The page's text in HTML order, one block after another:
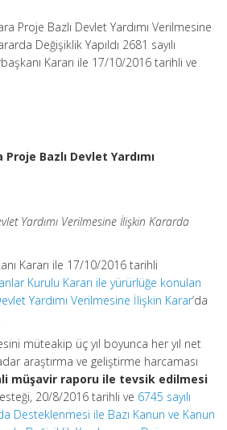
Proje Bazlı Devlet Yardımı Verilmesine
Değişiklik Yapıldı 2681 sayılı
Kararı ile 17/10/2016 tarihli ve
Proje Bazlı Devlet Yardımı
Yardımı Verilmesine İlişkin Kararda
Kararı ile 17/10/2016 tarihli
Kurulu Kararı ile yürürlüğe konulan
Yardımı Verilmesine İlişkin Karar’da
müteakip üç yıl boyunca her yıl net
araştırma ve geliştirme harcaması
müşavir raporu ile tevsik edilmesi
20/8/2016 tarihli ve 6745 sayılı
Desteklenmesi ile Bazı Kanun ve Kanun